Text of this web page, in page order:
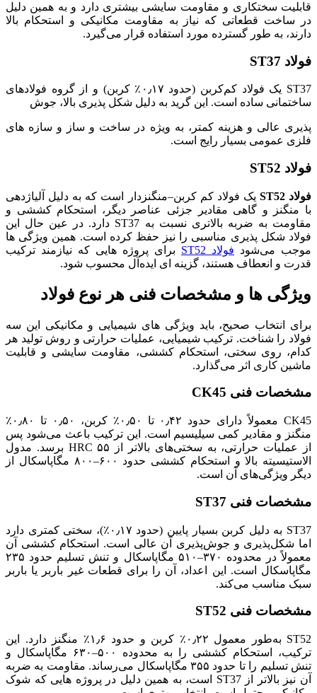
قابلیت سختکاری و مقاومت سایشی بیشتری دارد و به همین دلیل
در ساخت قطعاتی که نیاز به مقاومت مکانیکی و استحکام بالا
دارند، به‌ طور گسترده مورد استفاده قرار می‌گیرد.
فولاد ST37
ST37 یک فولاد کم‌کربن (حدود ۰٫۱۷٪ کربن) و از گروه فولادهای
ساختمانی ساده است. این گرید به دلیل شکل‌ پذیری بالا، جوش‌
پذیری عالی و هزینه کمتر، به‌ ویژه در ساخت‌ و ساز و سازه‌ های
فلزی عمومی بسیار رایج است.
فولاد ST52
فولاد ST52
یک فولاد کم‌ کربن–منگنزدار است که به دلیل آلیاژدهی
با منگنز و گاهی مقادیر جزئی عناصر دیگر، استحکام کششی و
مقاومت به ضربه بالاتری نسبت به ST37 دارد. در عین حال این
فولاد شکل‌ پذیری مناسبی را نیز حفظ کرده است. همین ویژگی‌ ها
موجب می‌شود فولاد ST52
برای پروژه‌ هایی که نیازمند ترکیب
قدرت و انعطاف هستند، گزینه‌ ای ایده‌آل محسوب شود.
ویژگی‌ ها و مشخصات فنی هر نوع فولاد
برای انتخاب صحیح، باید ویژگی‌ های شیمیایی و مکانیکی این سه
فولاد را شناخت. ترکیب شیمیایی، عملیات حرارتی و روش تولید هر
کدام، روی سختی، استحکام کششی، مقاومت سایشی و قابلیت
ماشین‌ کاری اثر می‌گذارد.
مشخصات فنی CK45
CK45 معمولاً دارای حدود ۰٫۴۲ تا ۰٫۵۰٪ کربن، ۰٫۵۰ تا ۰٫۸۰٪
منگنز و مقادیر کمی سیلیسیم است. این ترکیب باعث می‌شود پس
از عملیات حرارتی، به سختی‌های بالاتر از ۵۵ HRC برسد. مدول
الاستیسیته بالا و استحکام کششی حدود ۶۰۰–۸۰۰ مگاپاسکال از
دیگر ویژگی‌های آن است.
مشخصات فنی ST37
ST37 به دلیل کربن بسیار پایین (حدود ۰٫۱۷٪)، سختی کمتری دارد
اما شکل‌پذیری و جوش‌پذیری آن عالی است. استحکام کششی آن
معمولاً در محدوده ۳۷۰–۵۱۰ مگاپاسکال و تنش تسلیم حدود ۲۳۵
مگاپاسکال است. این اعداد، آن را برای قطعات غیر باربر یا باربر
سبک مناسب می‌کند.
مشخصات فنی ST52
ST52 به‌طور معمول ۰٫۲۲٪ کربن و حدود ۱٫۶٪ منگنز دارد. این
ترکیب، استحکام کششی را به محدوده ۵۰۰–۶۳۰ مگاپاسکال و
تنش تسلیم را تا حدود ۳۵۵ مگاپاسکال می‌رساند. مقاومت به ضربه
آن نیز بالاتر از ST37 است، به همین دلیل در پروژه‌ هایی که شوک